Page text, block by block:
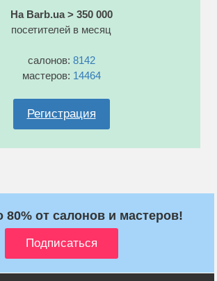
На Barb.ua > 350 000
посетителей в месяц
салонов: 8142
мастеров: 14464
Регистрация
80% от салонов и мастеров!